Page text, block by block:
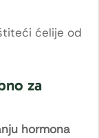
ćelije od
za
hormona